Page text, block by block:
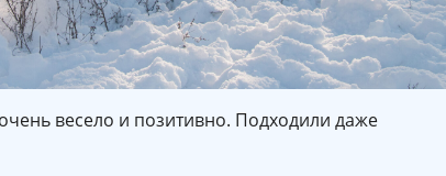
весело и позитивно. Подходили даже